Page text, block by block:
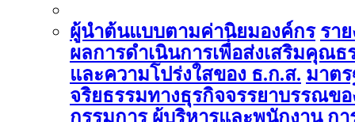
ผู้นำต้นแบบตามค่านิยมองค์กร รา
ผลการดำเนินการเพื่อส่งเสริมคุณธ
และความโปร่งใสของ ธ.ก.ส. มาต
จริยธรรมทางธุรกิจจรรยาบรรณขอ
กรรมการ ผู้บริหารและพนักงาน กา